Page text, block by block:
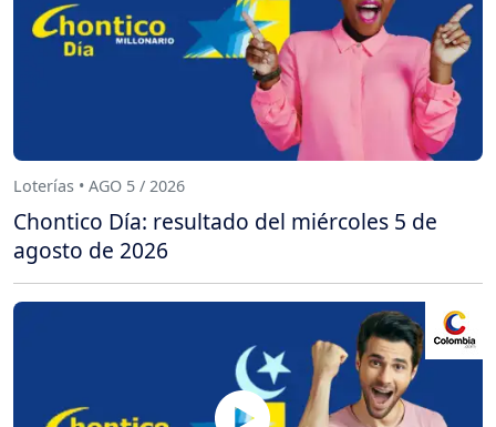
Loterías • AGO 5 / 2026
Chontico Día: resultado del miércoles 5 de
agosto de 2026